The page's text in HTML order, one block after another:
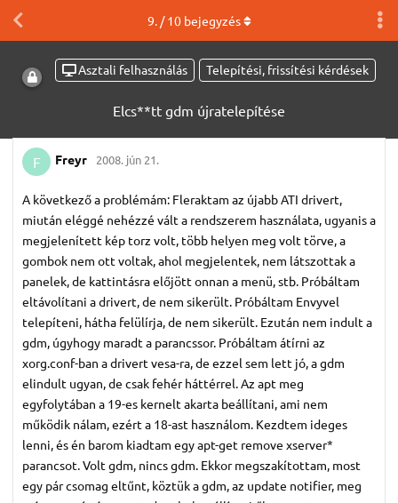
Asztali felhasználás Telepítési, frissítési kérdések
Elcs**tt gdm újratelepítése
9. /10bejegyzés
F Freyr 2008. jún 21.
A következő a problémám: Fleraktam az újabb ATI drivert,
miután eléggé nehézzé vált a rendszerem használata, ugyanis a
megjelenített kép torz volt, több helyen meg volt törve, a
gombok nem ott voltak, ahol megjelentek, nem látszottak a
panelek, de kattintásra előjött onnan a menü, stb. Próbáltam
eltávolítani a drivert, de nem sikerült. Próbáltam Envyvel
telepíteni, hátha felülírja, de nem sikerült. Ezután nem indult a
gdm, úgyhogy maradt a parancssor. Próbáltam átírni az
xorg.conf-ban a drivert vesa-ra, de ezzel sem lett jó, a gdm
elindult ugyan, de csak fehér háttérrel. Az apt meg
egyfolytában a 19-es kernelt akarta beállítani, ami nem
működik nálam, ezért a 18-ast használom. Kezdtem ideges
lenni, és én barom kiadtam egy apt-get remove xserver*
parancsot. Volt gdm, nincs gdm. Ekkor megszakítottam, most
egy pár csomag eltűnt, köztük a gdm, az update notifier, meg